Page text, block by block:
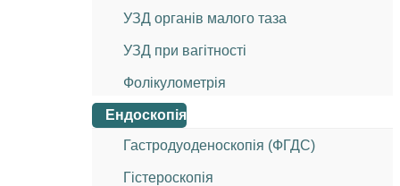
УЗД органів малого таза
УЗД при вагітності
Фолікулометрія
Ендоскопія
Гастродуоденоскопія (ФГДС)
Гістероскопія